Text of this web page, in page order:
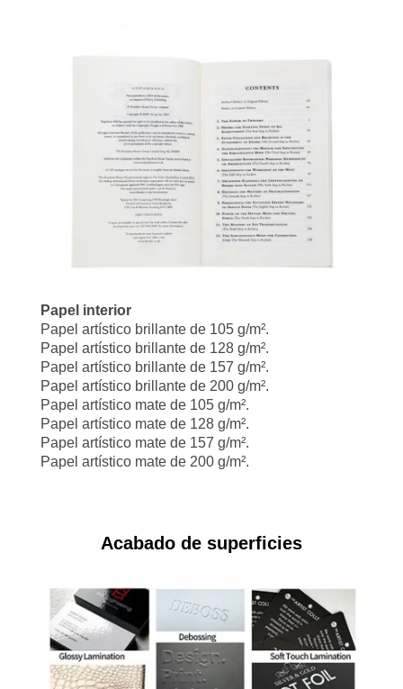
Papel interior
Papel artístico brillante de 105 g/m².
Papel artístico brillante de 128 g/m².
Papel artístico brillante de 157 g/m².
Papel artístico brillante de 200 g/m².
Papel artístico mate de 105 g/m².
Papel artístico mate de 128 g/m².
Papel artístico mate de 157 g/m².
Papel artístico mate de 200 g/m².
Acabado de superficies